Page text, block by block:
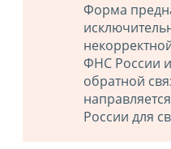
Форма
ФНС России
обратной
России для